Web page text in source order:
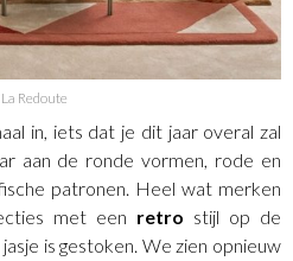
Redoute
in, iets dat je dit jaar overal zal
aan de ronde vormen, rode en
patronen. Heel wat merken
met een retro stijl op de
is gestoken. We zien opnieuw